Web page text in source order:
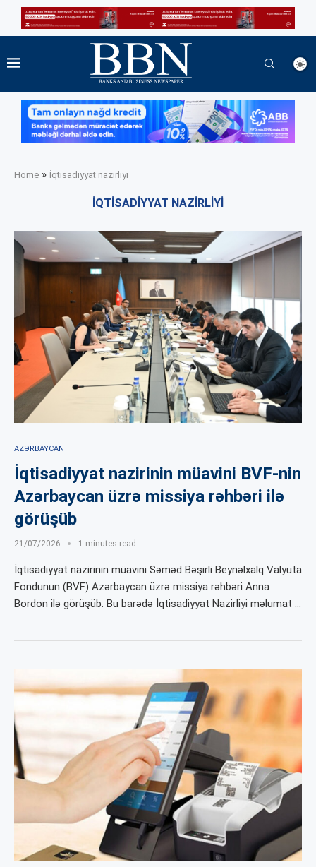
Home » İqtisadiyyat nazirliyi
İQTISADIYYAT NAZIRLIYI
AZƏRBAYCAN
İqtisadiyyat nazirinin müavini BVF-nin
Azərbaycan üzrə missiya rəhbəri ilə
görüşüb
21/07/2026 1 minutes read
İqtisadiyyat nazirinin müavini Səməd Bəşirli Beynəlxalq Valyuta
Fondunun (BVF) Azərbaycan üzrə missiya rəhbəri Anna
Bordon ilə görüşüb. Bu barədə İqtisadiyyat Nazirliyi məlumat …